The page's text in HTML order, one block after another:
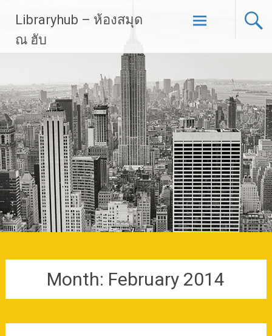
content
Libraryhub – ห้องสมุด
ณ ฮับ
Month: February 2014